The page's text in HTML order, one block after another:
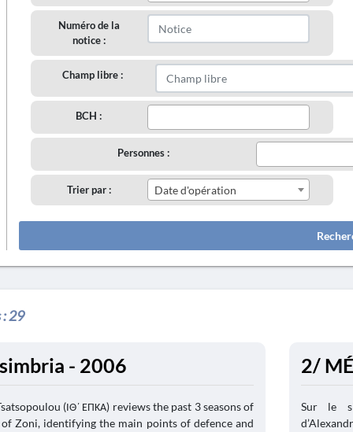
Numéro de la
notice :
Champ libre :
BCH :
Personnes :
Trier par : Date d'opération
:29
- 2006
(ΙΘ΄ ΕΠΚΑ) reviews the past 3 seasons of
Zoni, identifying the main points of defence and
2/
Sur le